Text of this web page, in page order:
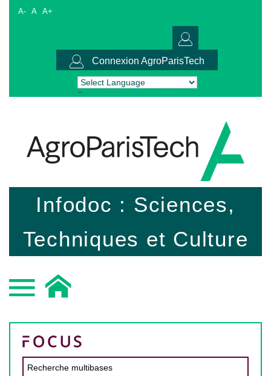
A- A A+
Connexion AgroParisTech
Powered by Translate
Infodoc : Sciences,
Techniques et Culture